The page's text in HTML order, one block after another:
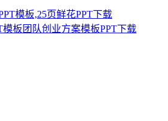
模板,25页鲜花PPT下载